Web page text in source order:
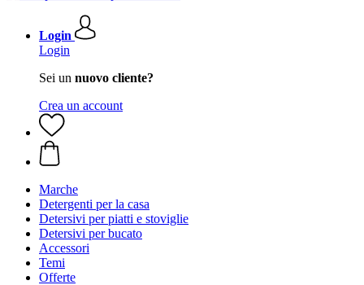
Login
Login
Sei un nuovo cliente?
Crea un account
Marche
Detergenti per la casa
Detersivi per piatti e stoviglie
Detersivi per bucato
Accessori
Temi
Offerte